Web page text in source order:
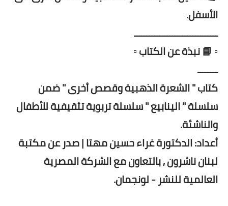
الأسفل.
ـــــــــــــــــــــــــــــــــ
▫️ 📘 نبذة عن الكتاب ▫️
ــــــــ
كتاب " الشعرة الذهبية وقصص أخرى " ضمن
سلسلة " الينابيع " سلسلة تربوية تثقيفية للأطفال
والناشئة.
أعداد: الدكتورة غراء حسين مهتا | صدر عن مكتبة
لبنان ناشرون , بالتعاون مع الشركة المصرية
العالمية للنشر - لونجمان.